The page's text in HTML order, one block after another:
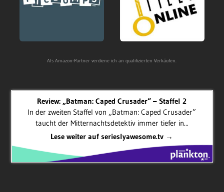
Als Amazon-Partner verdiene ich an qualifizierten Verkäufen.
Review: „Batman: Caped Crusader“ – Staffel 2
In der zweiten Staffel von „Batman: Caped Crusader”
taucht der Mitternachtsdetektiv immer tiefer in...
Lese weiter auf serieslyawesome.tv →